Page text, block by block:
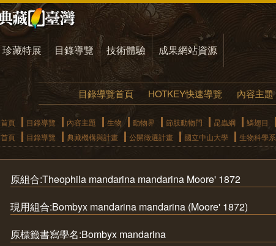
珍藏特展 目錄導覽 技術體驗 成果網站資源
目錄導覽首頁 HOTKEY快速導覽 內容主題
首頁 目錄導覽 內容主題 生物 動物界 節肢動物門 昆蟲綱 鱗翅目
首頁
目錄導覽 典藏機構與計畫 公開徵選計畫 國立中山大學 生物科學系
原組合:Theophila mandarina mandarina Moore' 1872
現用組合:Bombyx mandarina mandarina (Moore' 1872)
原標籤書寫學名:Bombyx mandarina